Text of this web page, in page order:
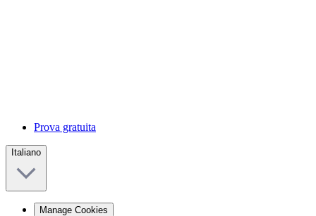
Prova gratuita
Italiano
Manage Cookies